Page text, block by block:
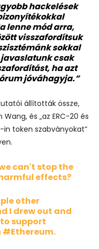
hackelések
lenne mód arra,
visszafordítsuk
sokkal
csak
ha azt
jóváhagyja.”
állították össze,
és „az ERC-20 és
token szabványokat”
can't stop the
effects?
other
I drew out and
to support
#Ethereum.